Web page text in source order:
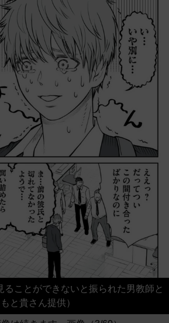
ることができないと振られた男教師と
と貴さん提供）